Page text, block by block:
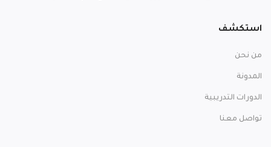
استكشف
من نحن
المدونة
الدورات التدريبية
تواصل معنا